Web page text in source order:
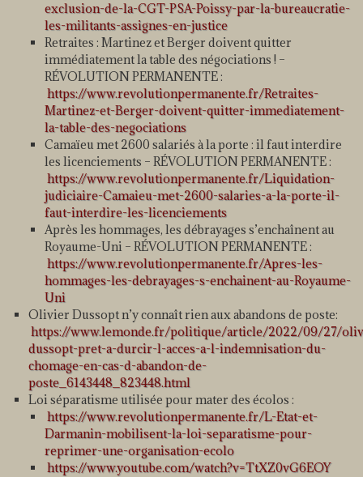
exclusion-de-la-CGT-PSA-Poissy-par-la-bureaucratie-
les-militants-assignes-en-justice
Retraites : Martinez et Berger doivent quitter
immédiatement la table des négociations ! –
RÉVOLUTION PERMANENTE :
https://www.revolutionpermanente.fr/Retraites-
Martinez-et-Berger-doivent-quitter-immediatement-
la-table-des-negociations
Camaïeu met 2600 salariés à la porte : il faut interdire
les licenciements – RÉVOLUTION PERMANENTE :
https://www.revolutionpermanente.fr/Liquidation-
judiciaire-Camaieu-met-2600-salaries-a-la-porte-il-
faut-interdire-les-licenciements
Après les hommages, les débrayages s’enchaînent au
Royaume-Uni – RÉVOLUTION PERMANENTE :
https://www.revolutionpermanente.fr/Apres-les-
hommages-les-debrayages-s-enchainent-au-Royaume-
Uni
Olivier Dussopt n’y connaît rien aux abandons de poste:
https://www.lemonde.fr/politique/article/2022/09/27/
dussopt-pret-a-durcir-l-acces-a-l-indemnisation-du-
chomage-en-cas-d-abandon-de-
poste_6143448_823448.html
Loi séparatisme utilisée pour mater des écolos :
https://www.revolutionpermanente.fr/L-Etat-et-
Darmanin-mobilisent-la-loi-separatisme-pour-
reprimer-une-organisation-ecolo
https://www.youtube.com/watch?v=TtXZ0vG6EOY